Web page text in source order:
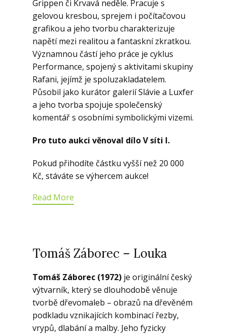
Grippen či Krvavá neděle. Pracuje s
gelovou kresbou, sprejem i počítačovou
grafikou a jeho tvorbu charakterizuje
napětí mezi realitou a fantaskní zkratkou.
Významnou částí jeho práce je cyklus
Performance, spojený s aktivitami skupiny
Rafani, jejímž je spoluzakladatelem.
Působil jako kurátor galerií Slávie a Luxfer
a jeho tvorba spojuje společenský
komentář s osobními symbolickými vizemi.
Pro tuto aukci věnoval dílo V síti I.
Pokud přihodíte částku vyšší než 20 000
Kč, stáváte se výhercem aukce!
Read More
Tomáš Záborec – Louka
Tomáš Záborec (1972) je originální český
výtvarník, který se dlouhodobě věnuje
tvorbě dřevomaleb – obrazů na dřevěném
podkladu vznikajících kombinací řezby,
vrypů, dlabání a malby. Jeho fyzicky